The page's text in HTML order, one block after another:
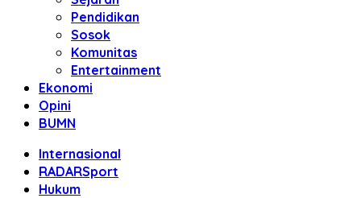
Pendidikan
Sosok
Komunitas
Entertainment
Ekonomi
Opini
BUMN
Internasional
RADARSport
Hukum